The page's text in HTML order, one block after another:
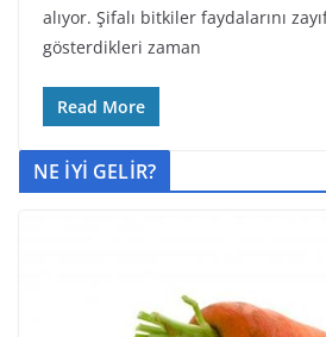
alıyor. Şifalı bitkiler faydalarını
gösterdikleri zaman
Read More
NE İYİ GELİR?